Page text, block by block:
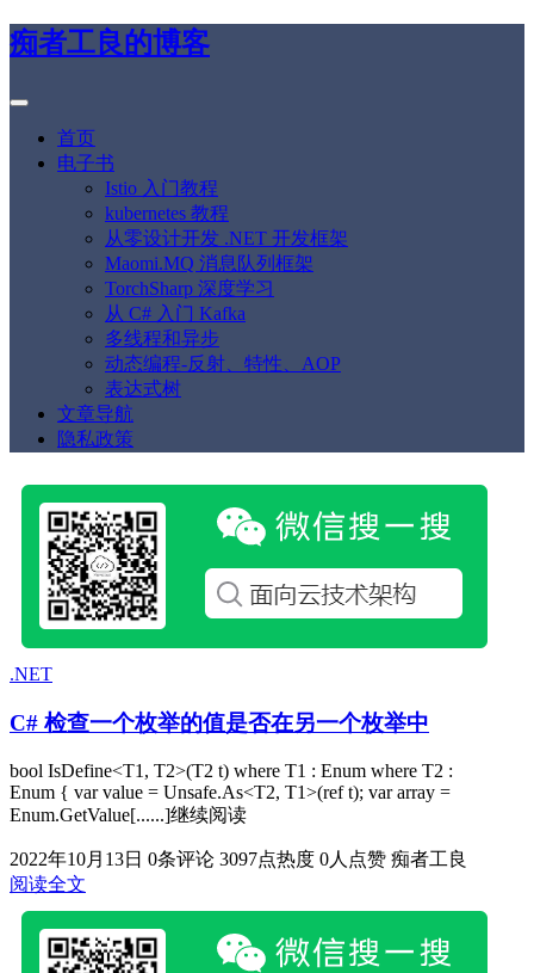
痴者工良的博客
首页
电子书
Istio 入门教程
kubernetes 教程
从零设计开发 .NET 开发框架
Maomi.MQ 消息队列框架
TorchSharp 深度学习
从 C# 入门 Kafka
多线程和异步
动态编程-反射、特性、AOP
表达式树
文章导航
隐私政策
.NET
C# 检查一个枚举的值是否在另一个枚举中
bool IsDefine<T1, T2>(T2 t) where T1 : Enum where T2 :
Enum { var value = Unsafe.As<T2, T1>(ref t); var array =
Enum.GetValue[......]继续阅读
2022年10月13日 0条评论 3097点热度 0人点赞 痴者工良
阅读全文